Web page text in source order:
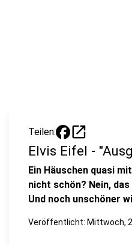
Teilen: open_in_new
Elvis Eifel -
Ein Häuschen quasi
nicht schön? Nein,
Und noch unschöner
Veröffentlicht: Mittwoch,